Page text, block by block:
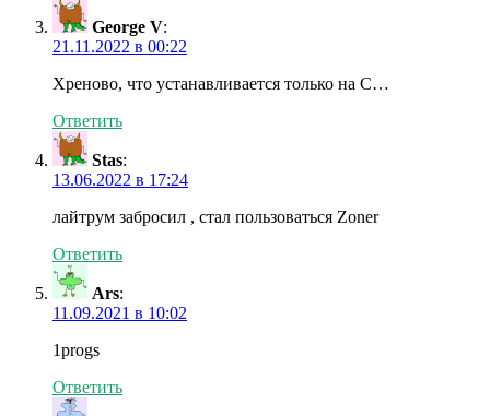
George V:
21.11.2022 в 00:22
Хреново, что устанавливается только на С…
Ответить
Stas:
13.06.2022 в 17:24
лайтрум забросил , стал пользоваться Zoner
Ответить
Ars:
11.09.2021 в 10:02
1progs
Ответить